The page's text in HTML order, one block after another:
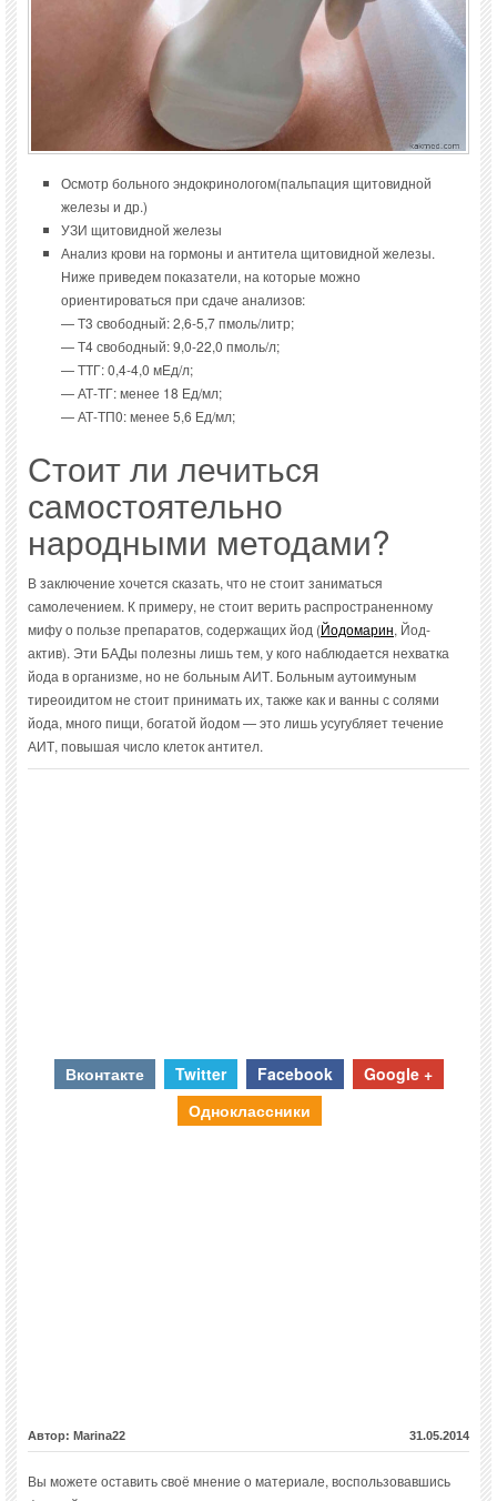
Осмотр больного эндокринологом(пальпация щитовидной
железы и др.)
УЗИ щитовидной железы
Анализ крови на гормоны и антитела щитовидной железы.
Ниже приведем показатели, на которые можно
ориентироваться при сдаче анализов:
— Т3 свободный: 2,6-5,7 пмоль/литр;
— Т4 свободный: 9,0-22,0 пмоль/л;
— ТТГ: 0,4-4,0 мЕд/л;
— АТ-ТГ: менее 18 Ед/мл;
— АТ-ТП0: менее 5,6 Ед/мл;
Стоит ли лечиться
самостоятельно
народными методами?
В заключение хочется сказать, что не стоит заниматься
самолечением. К примеру, не стоит верить распространенному
мифу о пользе препаратов, содержащих йод (Йодомарин, Йод-
актив). Эти БАДы полезны лишь тем, у кого наблюдается нехватка
йода в организме, но не больным АИТ. Больным аутоимуным
тиреоидитом не стоит принимать их, также как и ванны с солями
йода, много пищи, богатой йодом — это лишь усугубляет течение
АИТ, повышая число клеток антител.
Вконтакте Twitter Facebook
Google +
Одноклассники
Автор: Marina22 31.05.2014
Вы можете оставить своё мнение о материале, воспользовавшись